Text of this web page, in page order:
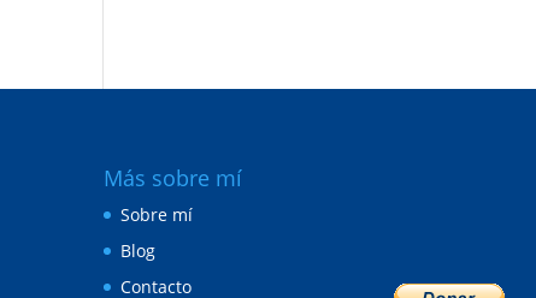
Más sobre mí
Sobre mí
Blog
Contacto